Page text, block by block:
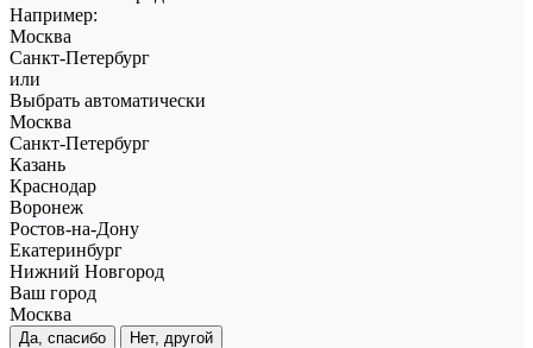
Например:
Москва
Санкт-Петербург
или
Выбрать автоматически
Москва
Санкт-Петербург
Казань
Краснодар
Воронеж
Ростов-на-Дону
Екатеринбург
Нижний Новгород
Ваш город
Москва
Да, спасибо Нет, другой